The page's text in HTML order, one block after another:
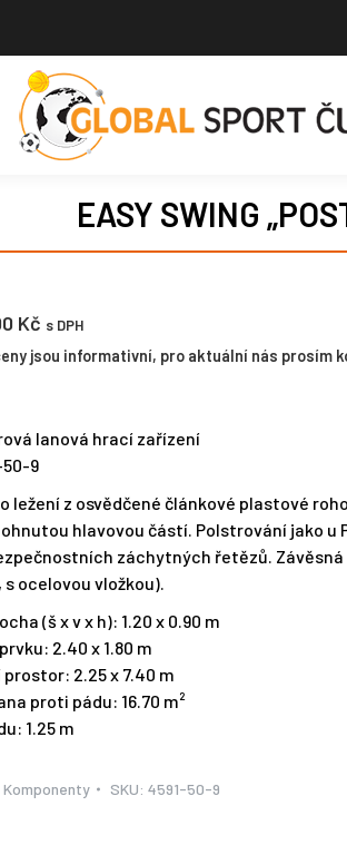
EASY SWING
Kč s DPH
jsou informativní, pro aktuální nás prosím
lanová hrací zařízení
50-9
ležení z osvědčené článkové plastové
hlavovou částí. Polstrování jako u
záchytných řetězů. Závěsná
s ocelovou vložkou).
(š x v x h): 1.20 x 0.90 m
2.40 x 1.80 m
2.25 x 7.40 m
proti pádu: 16.70 m²
1.25 m
Komponenty SKU:4591-50-9